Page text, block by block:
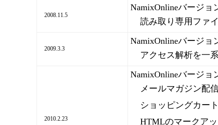
2008.11.5
NamixOnlineバージョ
読み取り専用ファ
2009.3.3
NamixOnlineバージョ
アクセス解析を一
2010.2.23
NamixOnlineバージョ
メールマガジン配
ショッピングカー
HTMLのマークア